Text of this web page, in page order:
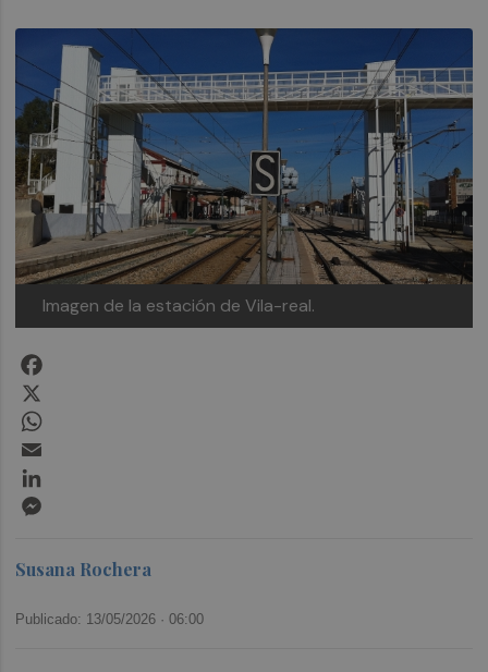
Imagen de la estación de Vila-real.
Susana Rochera
Publicado: 13/05/2026 ·06:00